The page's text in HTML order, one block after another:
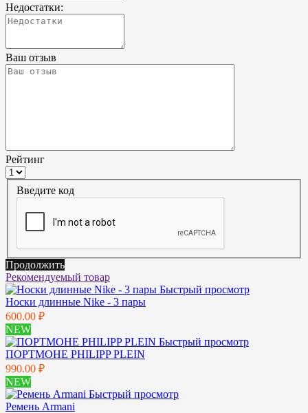
Недостатки:
Ваш отзыв
Рейтинг
Введите код
Продолжить
Рекомендуемый товар
Быстрый просмотр
Носки длинные Nike - 3 пары
600.00 ₽
NEW
Быстрый просмотр
ПОРТМОНЕ PHILIPP PLEIN
990.00 ₽
NEW
Быстрый просмотр
Ремень Armani